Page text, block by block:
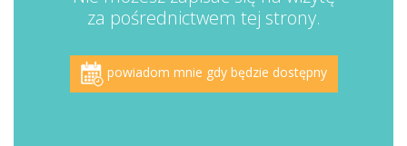
za pośrednictwem tej strony.
powiadom mnie gdy będzie dostępny